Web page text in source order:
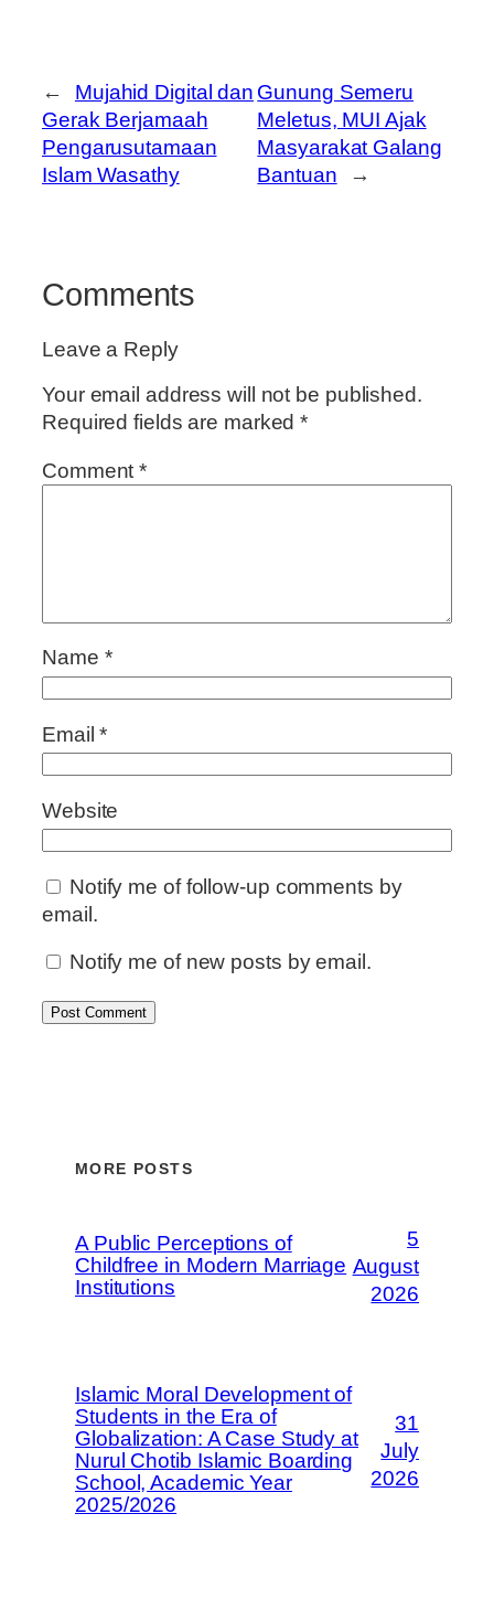
←
Mujahid Digital dan
Gerak Berjamaah
Pengarusutamaan
Islam Wasathy
Gunung Semeru
Meletus, MUI Ajak
Masyarakat Galang
Bantuan
→
Comments
Leave a Reply
Your email address will not be published.
Required fields are marked*
Comment*
Name *
Email*
Website
Notify me of follow-up comments by
email.
Notify me of new posts by email.
MORE POSTS
A Public Perceptions of
Childfree in Modern Marriage
Institutions
5
August
2026
Islamic Moral Development of
Students in the Era of
Globalization: A Case Study at
Nurul Chotib Islamic Boarding
School, Academic Year
2025/2026
31
July
2026